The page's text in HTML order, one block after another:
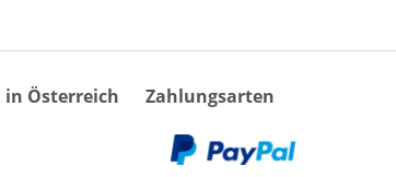
in Österreich Zahlungsarten